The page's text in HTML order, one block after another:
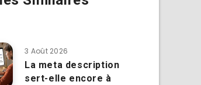
3 Août 2026
La meta description
sert-elle encore à